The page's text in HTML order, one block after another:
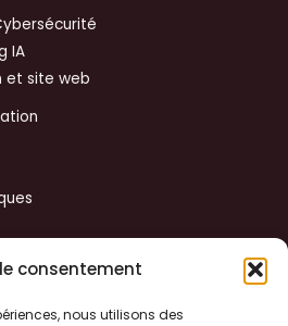
consentement
nous utilisons des
IA
et site web